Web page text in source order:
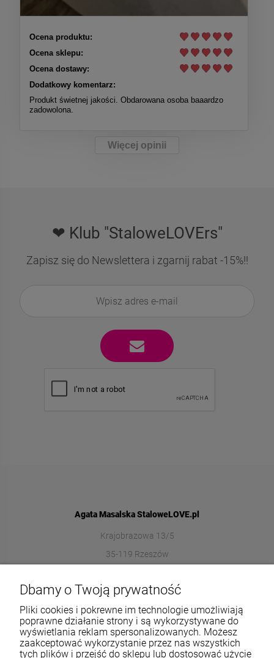
Ocena produktu:
Ocena sklepu:
Ocena dostawy:
Dodatkowy komentarz:
Produkt świetnej jakości. Obdarowana osoba baaardzo
zadowolona.
Więcej opinii
❤ Klub "StaloweLOVErs"
Zapisz się do Newslettera i zgarnij rabat -15%!!
Agata Masalska StaloweLOVE.pl
Krajobrazowa 13/5
35-119 Rzeszów
572989669
Informacje
Dbamy o Twoją prywatność
Pliki cookies i pokrewne im technologie umożliwiają
poprawne działanie strony i są wykorzystywane do
wyświetlania reklam spersonalizowanych. Możesz
zaakceptować wykorzystanie przez nas wszystkich
tych plików i przejść do sklepu lub dostosować użycie